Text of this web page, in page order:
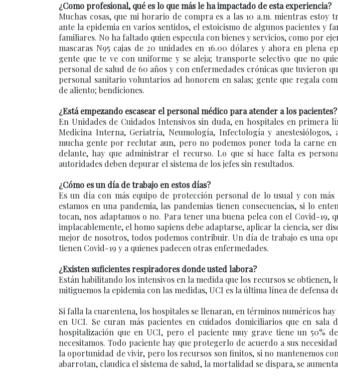
¿Como profesional, qué es lo que más le ha impactado de esta experiencia?
Muchas cosas, que mi horario de compra es a las 10 a.m. mientras estoy
ante la epidemia en varios sentidos, el estoicismo de algunos pacientes y
familiares. No ha faltado quien especula con bienes y servicios, como por
mascaras N95 cajas de 20 unidades en 16.00 dólares y ahora en plena
gente que te ve con uniforme y se aleja; transporte selectivo que no
personal de salud de 60 años y con enfermedades crónicas que tuvieron
personal sanitario voluntarios ad honorem en salas; gente que regala
de aliento; bendiciones.
¿Está empezando escasear el personal médico para atender a los pacientes?
En Unidades de Cuidados Intensivos sin duda, en hospitales en primera
Medicina Interna, Geriatría, Neumología, Infectología y
mucha gente por reclutar aun, pero no podemos poner toda la carne
delante, hay que administrar el recurso. Lo que sí hace falta es
autoridades deben depurar el sistema de los jefes sin resultados.
¿Cómo es un día de trabajo en estos días?
Es un día con más equipo de protección personal de lo usual y con más
estamos en una pandemia, las pandemias tienen consecuencias, si lo
tocan, nos adaptamos o no. Para tener una buena pelea con el Covid-19,
implacablemente, el homo sapiens debe adaptarse, aplicar la ciencia, ser
mejor de nosotros, todos podemos contribuir. Un día de trabajo es una
tienen Covid-19 y a quienes padecen otras enfermedades.
¿Existen suficientes respiradores donde usted labora?
Están habilitando los intensivos en la medida que los recursos se obtienen,
mitiguemos la epidemia con las medidas, UCI es la última línea de defensa
Si falla la cuarentena, los hospitales se llenaran, en términos numéricos hay
en UCI. Se curan más pacientes en cuidados domiciliarios que en sala
hospitalización que en UCI, pero el paciente muy grave tiene un 50%
necesitamos. Todo paciente hay que protegerlo de acuerdo a sus
la oportunidad de vivir, pero los recursos son finitos, si no mantenemos
abarrotan, claudica el sistema de salud, la mortalidad se dispara, se